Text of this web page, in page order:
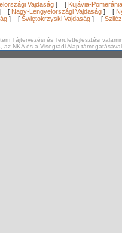
Vajdaság ] [ Kujávia-
[ Nagy-Lengyelországi Vajdaság ] [
] [ Świętokrzyski Vajdaság ] [
Tájtervezési és Területfejlesztési
az NKA és a Visegrádi Alap támogatásával